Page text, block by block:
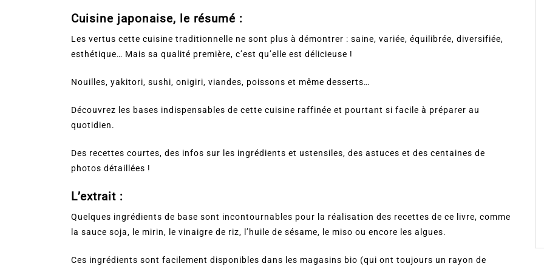
Cuisine japonaise, le résumé :
Les vertus cette cuisine traditionnelle ne sont plus à démontrer : saine, variée, équilibrée, diversifiée,
esthétique… Mais sa qualité première, c’est qu’elle est délicieuse !
Nouilles, yakitori, sushi, onigiri, viandes, poissons et même desserts…
Découvrez les bases indispensables de cette cuisine raffinée et pourtant si facile à préparer au
quotidien.
Des recettes courtes, des infos sur les ingrédients et ustensiles, des astuces et des centaines de
photos détaillées !
L’extrait :
Quelques ingrédients de base sont incontournables pour la réalisation des recettes de ce livre, comme
la sauce soja, le mirin, le vinaigre de riz, l’huile de sésame, le miso ou encore les algues.
Ces ingrédients sont facilement disponibles dans les magasins bio (qui ont toujours un rayon de